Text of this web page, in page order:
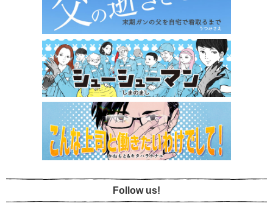
Follow us!